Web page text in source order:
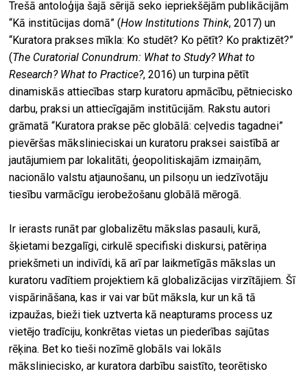
Trešā antoloģija šajā sērijā seko iepriekšējām publikācijām
“Kā institūcijas domā” (How Institutions Think, 2017) un
“Kuratora prakses mīkla: Ko studēt? Ko pētīt? Ko praktizēt?”
(The Curatorial Conundrum: What to Study? What to
Research? What to Practice?, 2016) un turpina pētīt
dinamiskās attiecības starp kuratoru apmācību, pētniecisko
darbu, praksi un attiecīgajām institūcijām. Rakstu autori
grāmatā “Kuratora prakse pēc globālā: ceļvedis tagadnei”
pievēršas mākslinieciskai un kuratoru praksei saistībā ar
jautājumiem par lokalitāti, ģeopolitiskajām izmaiņām,
nacionālo valstu atjaunošanu, un pilsoņu un iedzīvotāju
tiesību varmācīgu ierobežošanu globālā mērogā.
Ir ierasts runāt par globalizētu mākslas pasauli, kurā,
šķietami bezgalīgi, cirkulē specifiski diskursi, patēriņa
priekšmeti un indivīdi, kā arī par laikmetīgās mākslas un
kuratoru vadītiem projektiem kā globalizācijas virzītājiem. Šī
vispārināšana, kas ir vai var būt māksla, kur un kā tā
izpaužas, bieži tiek uztverta kā neapturams process uz
vietējo tradīciju, konkrētas vietas un piederības sajūtas
rēķina. Bet ko tieši nozīmē globāls vai lokāls
māksliniecisko, ar kuratora darbību saistīto, teorētisko